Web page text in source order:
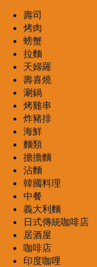
壽司
烤肉
螃蟹
拉麵
天婦羅
壽喜燒
涮鍋
烤雞串
炸豬排
海鮮
麵類
擔擔麵
沾麵
韓國料理
中餐
義大利麵
日式傳統咖啡店
居酒屋
咖啡店
印度咖哩